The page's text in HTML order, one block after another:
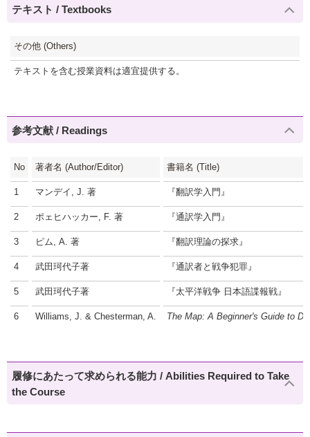
テキスト / Textbooks
その他 (Others)
テキストを含む授業資料は適宜提供する。
参考文献 / Readings
No 著者名 (Author/Editor) 書籍名 (Title)
1 マンデイ, J. 著 『翻訳学入門』
2 ポェヒハッカー, F. 著 『通訳学入門』
3 ピム, A. 著 『翻訳理論の探求』
4 武田珂代子著 『通訳者と戦争犯罪』
5 武田珂代子著 『太平洋戦争 日本語諜報戦』
6 Williams, J. & Chesterman, A. The Map: A Beginner's Guide to
履修にあたって求められる能力 / Abilities Required to Take
the Course